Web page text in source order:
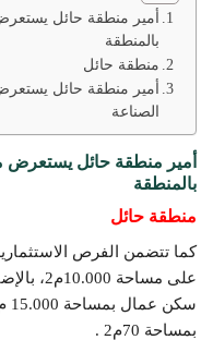
أمير منطقة حائل
بالمنطقة
منطقة حائل
أمير منطقة حائل
الصناعة
أمير منطقة حائل يستعرض
بالمنطقة
منطقة حائل
كما تتضمن الفرص
على
بمساحة 70م2 .